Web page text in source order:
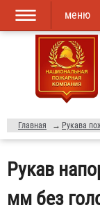
Перейти к
основному
содержанию
Skip to
navigation
меню
Главная → Рукава
Рукав
мм без